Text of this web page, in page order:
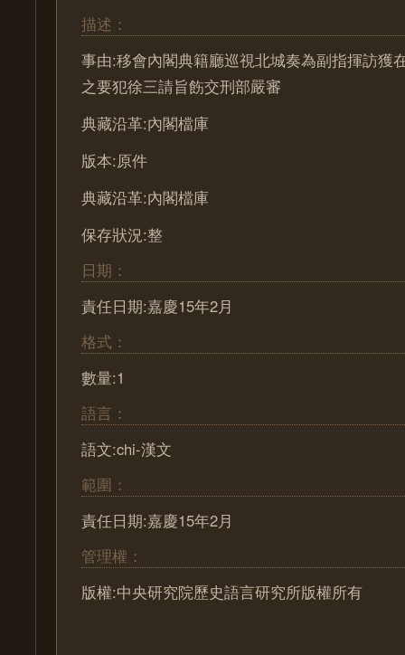
描述：
事由:移會內閣典籍廳巡視北城奏為副指揮訪獲
之要犯徐三請旨飭交刑部嚴審
典藏沿革:內閣檔庫
版本:原件
典藏沿革:內閣檔庫
保存狀況:整
日期：
責任日期:嘉慶15年2月
格式：
數量:1
語言：
語文:chi-漢文
範圍：
責任日期:嘉慶15年2月
管理權：
版權:中央研究院歷史語言研究所版權所有